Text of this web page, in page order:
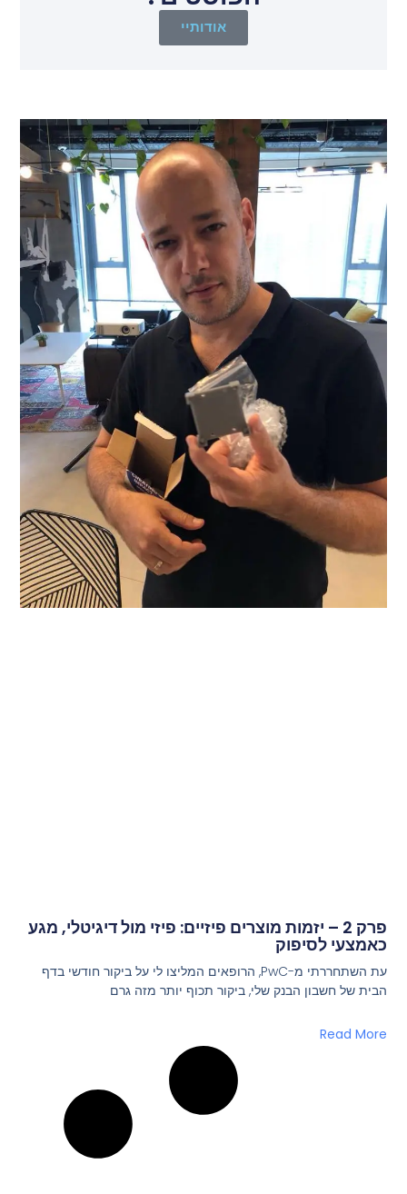
אודותיי
פרק 2 – יזמות מוצרים פיזיים: פיזי מול דיגיטלי, מגע
כאמצעי לסיפוק
עת השתחררתי מ-PwC, הרופאים המליצו לי על ביקור חודשי בדף
הבית של חשבון הבנק שלי, ביקור תכוף יותר מזה גרם
Read More